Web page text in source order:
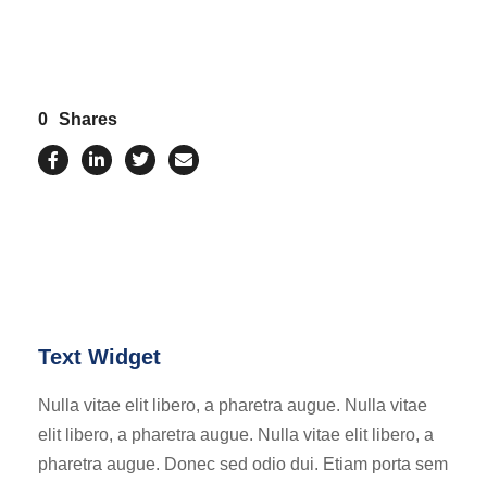
0 Shares
Text Widget
Nulla vitae elit libero, a pharetra augue. Nulla vitae
elit libero, a pharetra augue. Nulla vitae elit libero, a
pharetra augue. Donec sed odio dui. Etiam porta sem